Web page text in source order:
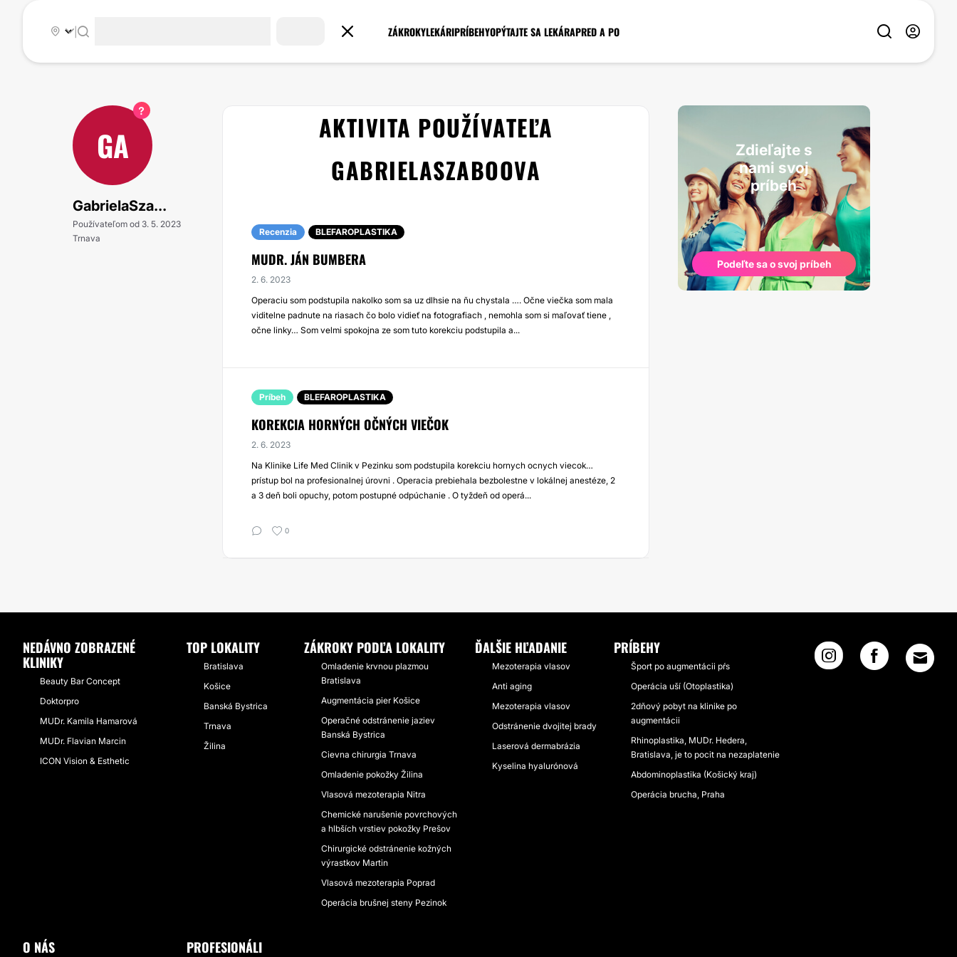
ZÁKROKYLEKÁRIPRÍBEHYOPÝTAJTE SA LEKÁRAPRED A PO
|
GA
GabrielaSza...
Používateľom od 3. 5. 2023
Trnava
AKTIVITA POUŽÍVATEĽA
GABRIELASZABOOVA
Recenzia BLEFAROPLASTIKA
MUDR. JÁN BUMBERA
2. 6. 2023
Operaciu som podstupila nakolko som sa uz dlhsie na ňu chystala …. Očne viečka som mala
viditelne padnute na riasach čo bolo vidieť na fotografiach , nemohla som si maľovať tiene ,
očne linky… Som velmi spokojna ze som tuto korekciu podstupila a...
Príbeh BLEFAROPLASTIKA
KOREKCIA HORNÝCH OČNÝCH VIEČOK
2. 6. 2023
Na Klinike Life Med Clinik v Pezinku som podstupila korekciu hornych ocnych viecok…
prístup bol na profesionalnej úrovni . Operacia prebiehala bezbolestne v lokálnej anestéze, 2
a 3 deň boli opuchy, potom postupné odpúchanie . O tyždeň od operá...
0
Zdieľajte s
nami svoj
príbeh
Podeľte sa o svoj príbeh
NEDÁVNO ZOBRAZENÉ
KLINIKY
Beauty Bar Concept
Doktorpro
MUDr. Kamila Hamarová
MUDr. Flavian Marcin
ICON Vision & Esthetic
TOP LOKALITY
Bratislava
Košice
Banská Bystrica
Trnava
Žilina
ZÁKROKY PODĽA LOKALITY
Omladenie krvnou plazmou
Bratislava
Augmentácia pier Košice
Operačné odstránenie jaziev
Banská Bystrica
Cievna chirurgia Trnava
Omladenie pokožky Žilina
Vlasová mezoterapia Nitra
Chemické narušenie povrchových
a hlbších vrstiev pokožky Prešov
Chirurgické odstránenie kožných
výrastkov Martin
Vlasová mezoterapia Poprad
Operácia brušnej steny Pezinok
ĎALŠIE HĽADANIE
Mezoterapia vlasov
Anti aging
Mezoterapia vlasov
Odstránenie dvojitej brady
Laserová dermabrázia
Kyselina hyalurónová
PRÍBEHY
Šport po augmentácii pŕs
Operácia uší (Otoplastika)
2dňový pobyt na klinike po
augmentácii
Rhinoplastika, MUDr. Hedera,
Bratislava, je to pocit na nezaplatenie
Abdominoplastika (Košický kraj)
Operácia brucha, Praha
O NÁS PROFESIONÁLI